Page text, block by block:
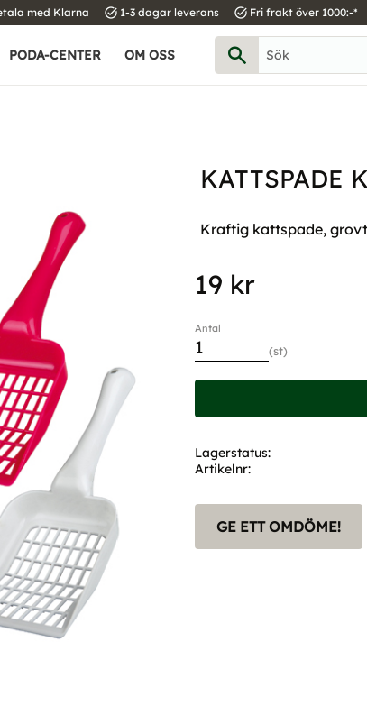
med Klarna task_alt 1-3 dagar leverans task_alt Fri frakt över 1000:-*
PODA-CENTER OM OSS
KATTSPADE
Kraftig kattspade,
19 kr
Antal
st
Lagerstatus
Artikelnr
GE ETT OMDÖME!